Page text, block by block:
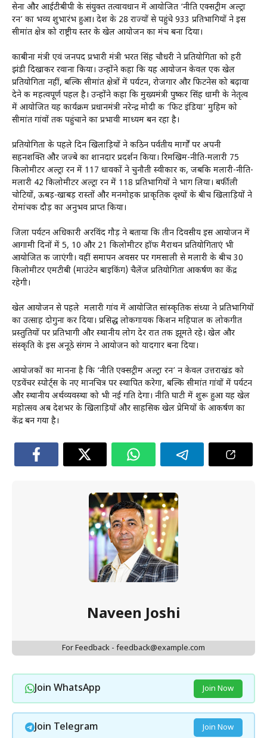
सेना और आईटीबीपी के संयुक्त तत्वावधान में आयोजित ‘नीति एक्सट्रीम अल्ट्रा
रन’ का भव्य शुभारंभ हुआ। देश के 28 राज्यों से पहुंचे 933 प्रतिभागियों ने इस
सीमांत क्षेत्र को राष्ट्रीय स्तर के खेल आयोजन का मंच बना दिया।
काबीना मंत्री एवं जनपद प्रभारी मंत्री भरत सिंह चौधरी ने प्रतियोगिता को हरी
झंडी दिखाकर रवाना किया। उन्होंने कहा कि यह आयोजन केवल एक खेल
प्रतियोगिता नहीं, बल्कि सीमांत क्षेत्रों में पर्यटन, रोजगार और फिटनेस को बढ़ावा
देने की महत्वपूर्ण पहल है। उन्होंने कहा कि मुख्यमंत्री पुष्कर सिंह धामी के नेतृत्व
में आयोजित यह कार्यक्रम प्रधानमंत्री नरेन्द्र मोदी की ‘फिट इंडिया’ मुहिम को
सीमांत गांवों तक पहुंचाने का प्रभावी माध्यम बन रहा है।
प्रतियोगिता के पहले दिन खिलाड़ियों ने कठिन पर्वतीय मार्गों पर अपनी
सहनशक्ति और जज्बे का शानदार प्रदर्शन किया। रिमखिम-नीति-मलारी 75
किलोमीटर अल्ट्रा रन में 117 धावकों ने चुनौती स्वीकार की, जबकि मलारी-नीति-
मलारी 42 किलोमीटर अल्ट्रा रन में 118 प्रतिभागियों ने भाग लिया। बर्फीली
चोटियों, ऊबड़-खाबड़ रास्तों और मनमोहक प्राकृतिक दृश्यों के बीच खिलाड़ियों ने
रोमांचक दौड़ का अनुभव प्राप्त किया।
जिला पर्यटन अधिकारी अरविंद गौड़ ने बताया कि तीन दिवसीय इस आयोजन में
आगामी दिनों में 5, 10 और 21 किलोमीटर हॉफ मैराथन प्रतियोगिताएं भी
आयोजित की जाएंगी। वहीं समापन अवसर पर गमसाली से मलारी के बीच 30
किलोमीटर एमटीबी (माउंटेन बाइकिंग) चैलेंज प्रतियोगिता आकर्षण का केंद्र
रहेगी।
खेल आयोजन से पहले मलारी गांव में आयोजित सांस्कृतिक संध्या ने प्रतिभागियों
का उत्साह दोगुना कर दिया। प्रसिद्ध लोकगायक किशन महिपाल की लोकगीत
प्रस्तुतियों पर प्रतिभागी और स्थानीय लोग देर रात तक झूमते रहे। खेल और
संस्कृति के इस अनूठे संगम ने आयोजन को यादगार बना दिया।
आयोजकों का मानना है कि ‘नीति एक्सट्रीम अल्ट्रा रन’ न केवल उत्तराखंड को
एडवेंचर स्पोर्ट्स के नए मानचित्र पर स्थापित करेगा, बल्कि सीमांत गांवों में पर्यटन
और स्थानीय अर्थव्यवस्था को भी नई गति देगा। नीति घाटी में शुरू हुआ यह खेल
महोत्सव अब देशभर के खिलाड़ियों और साहसिक खेल प्रेमियों के आकर्षण का
केंद्र बन गया है।
Naveen Joshi
For Feedback - feedback@example.com
Join WhatsApp Join Now
Join Telegram Join Now